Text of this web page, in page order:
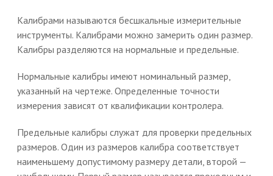
Калибрами называются бесшкальные измерительные
инструменты. Калибрами можно замерить один размер.
Калибры разделяются на нормальные и предельные.
Нормальные калибры имеют номинальный размер,
указанный на чертеже. Определенные точности
измерения зависят от квалификации контролера.
Предельные калибры служат для проверки предельных
размеров. Один из размеров калибра соответствует
наименьшему допустимому размеру детали, второй —